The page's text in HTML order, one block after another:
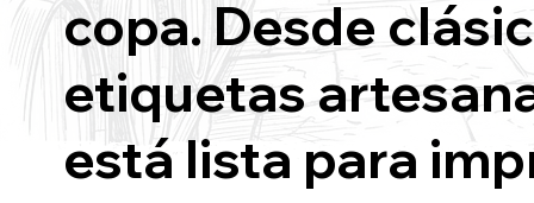
copa. Desde
etiquetas
está lista para